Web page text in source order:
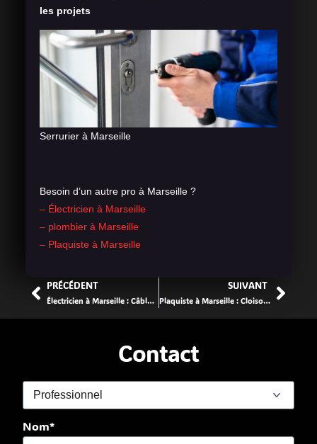
les projets
Serrurier à Marseille
Besoin d’un autre pro à Marseille ?
– Électricien à Marseille
– plombier à Marseille
– Plaquiste à Marseille
PRÉCÉDENT
Électricien à Marseille : Câblage au top en deux clics
SUIVANT
Plaquiste à Marseille : Cloisons, isolation et finitions au poil
Contact
Nom*